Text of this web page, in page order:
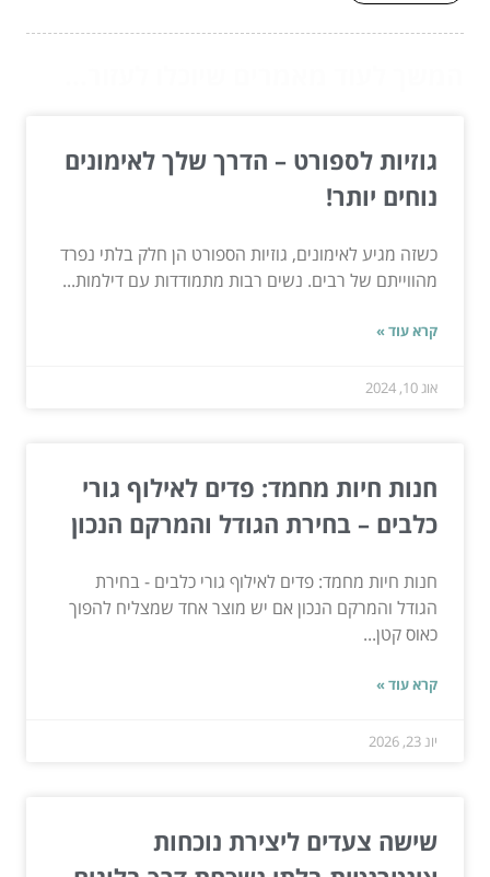
גוזיות לספורט – הדרך שלך לאימונים
נוחים יותר!
כשזה מגיע לאימונים, גוזיות הספורט הן חלק בלתי נפרד
מהווייתם של רבים. נשים רבות מתמודדות עם דילמות...
קרא עוד »
אוג 10, 2024
חנות חיות מחמד: פדים לאילוף גורי
כלבים – בחירת הגודל והמרקם הנכון
חנות חיות מחמד: פדים לאילוף גורי כלבים - בחירת
הגודל והמרקם הנכון אם יש מוצר אחד שמצליח להפוך
כאוס קטן...
קרא עוד »
יונ 23, 2026
שישה צעדים ליצירת נוכחות